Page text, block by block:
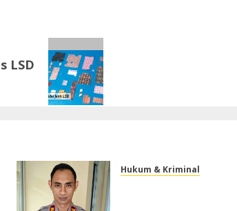
LSD
Hukum & Kriminal